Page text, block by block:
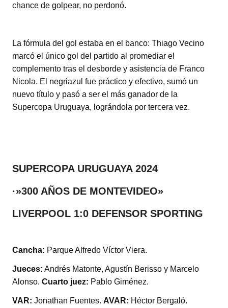
chance de golpear, no perdonó.
La fórmula del gol estaba en el banco: Thiago Vecino
marcó el único gol del partido al promediar el
complemento tras el desborde y asistencia de Franco
Nicola. El negriazul fue práctico y efectivo, sumó un
nuevo título y pasó a ser el más ganador de la
Supercopa Uruguaya, lográndola por tercera vez.
SUPERCOPA URUGUAYA 2024
·»300 AÑOS DE MONTEVIDEO»
LIVERPOOL 1:0 DEFENSOR SPORTING
Cancha: Parque Alfredo Víctor Viera.
Jueces: Andrés Matonte, Agustín Berisso y Marcelo
Alonso. Cuarto juez: Pablo Giménez.
VAR: Jonathan Fuentes. AVAR: Héctor Bergaló.